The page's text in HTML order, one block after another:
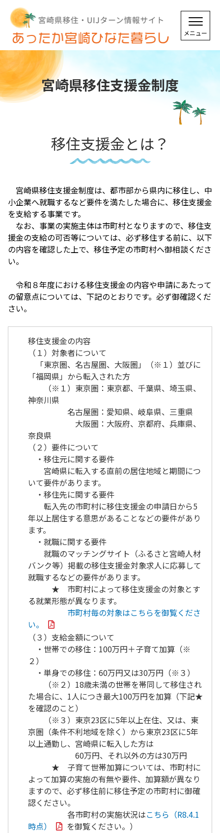
宮崎県移住支援金制度
移住支援金とは？
宮崎県移住支援金制度は、都市部から県内に移住し、中
小企業へ就職するなど要件を満たした場合に、移住支援金
を支給する事業です。
なお、事業の実施主体は市町村となりますので、移住支
援金の支給の可否等については、必ず移住する前に、以下
の内容を確認した上で、移住予定の市町村へ御相談くださ
い。
令和８年度における移住支援金の内容や申請にあたって
の留意点については、下記のとおりです。必ず御確認くだ
さい。
移住支援金の内容
（１）対象者について
「東京圏、名古屋圏、大阪圏」（※１）並びに
「福岡県」から転入された方
（※１）東京圏：東京都、千葉県、埼玉県、
神奈川県
名古屋圏：愛知県、岐阜県、三重県
大阪圏：大阪府、京都府、兵庫県、
奈良県
（２）要件について
・移住元に関する要件
宮崎県に転入する直前の居住地域と期間につ
いて要件があります。
・移住先に関する要件
転入先の市町村に移住支援金の申請日から5
年以上居住する意思があることなどの要件があり
ます。
・就職に関する要件
就職のマッチングサイト（ふるさと宮崎人材
バンク等）掲載の移住支援金対象求人に応募して
就職するなどの要件があります。
★ 市町村によって移住支援金の対象とす
る就業形態が異なります。
市町村毎の対象はこちらを御覧くださ
い。
（３）支給金額について
・世帯での移住：100万円＋子育て加算（※
２）
・単身での移住：60万円又は30万円（※３）
（※２）18歳未満の世帯を帯同して移住され
た場合に、1人につき最大100万円を加算（下記★
を確認のこと）
（※３）東京23区に5年以上在住、又は、東
京圏（条件不利地域を除く）から東京23区に5年
以上通勤し、宮崎県に転入した方は
60万円、それ以外の方は30万円
★ 子育て世帯加算については、市町村に
よって加算の実施の有無や要件、加算額が異なり
ますので、必ず移住前に移住予定の市町村に御確
認ください。
各市町村の実施状況はこちら（R8.4.1
時点）
を御覧ください。）